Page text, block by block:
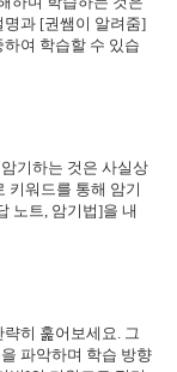
명과 [권쌤이 알려줌]
여 학습할 수 있습
기하는 것은 사실상
키워드를 통해 암기
노트, 암기법]을 내
히 훑어보세요. 그
파악하며 학습 방향